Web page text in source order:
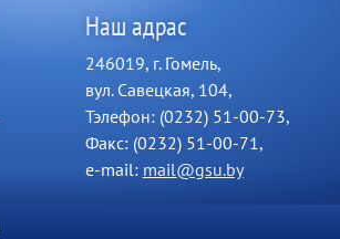
Наш адрас
246019, г. Гомель,
вул. Савецкая, 104,
Тэлефон: (0232) 51-00-73,
Факс: (0232) 51-00-71,
e-mail: mail@gsu.by